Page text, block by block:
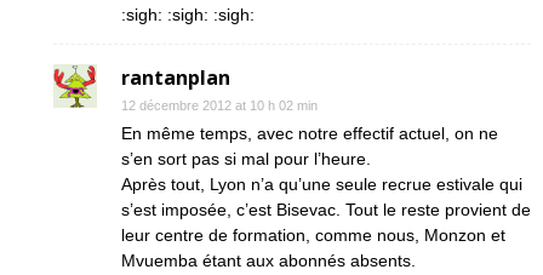
:sigh: :sigh: :sigh:
rantanplan
12 décembre 2012 at 10 h 02 min
En même temps, avec notre effectif actuel, on ne
s’en sort pas si mal pour l’heure.
Après tout, Lyon n’a qu’une seule recrue estivale qui
s’est imposée, c’est Bisevac. Tout le reste provient de
leur centre de formation, comme nous, Monzon et
Mvuemba étant aux abonnés absents.